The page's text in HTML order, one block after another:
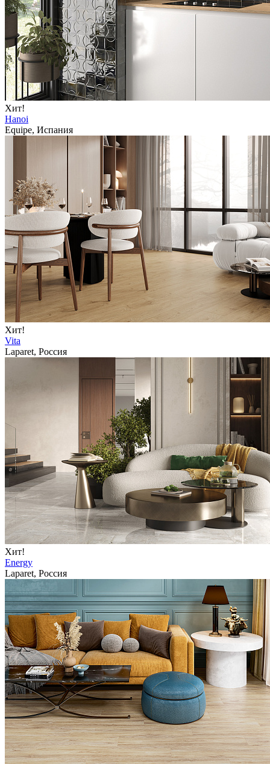
Хит!
Hanoi
Equipe, Испания
Хит!
Vita
Laparet, Россия
Хит!
Energy
Laparet, Россия